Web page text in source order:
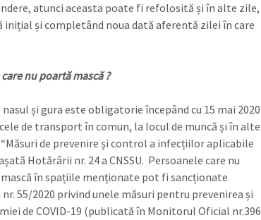
atunci aceasta poate fi refolosită și în alte zile,
inițial și completând noua dată aferentă zilei în care
nu poartă mască ?
și gura este obligatorie începând cu 15 mai 2020
de transport în comun, la locul de muncă și în alte
de prevenire și control a infecțiilor aplicabile
Hotărârii nr. 24 a CNSSU. Persoanele care nu
în spațiile menționate pot fi sancționate
55/2020 privind unele măsuri pentru prevenirea și
de COVID-19 (publicată în Monitorul Oficial nr.396